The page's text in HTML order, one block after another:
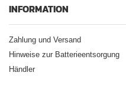
INFORMATION
Zahlung und Versand
Hinweise zur Batterieentsorgung
Händler